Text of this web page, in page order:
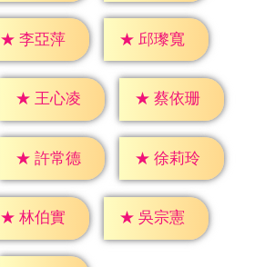
★ 李亞萍 ★ 邱瓈寬
★ 王心凌 ★ 蔡依珊
★ 許常德 ★ 徐莉玲
★ 林伯實 ★ 吳宗憲